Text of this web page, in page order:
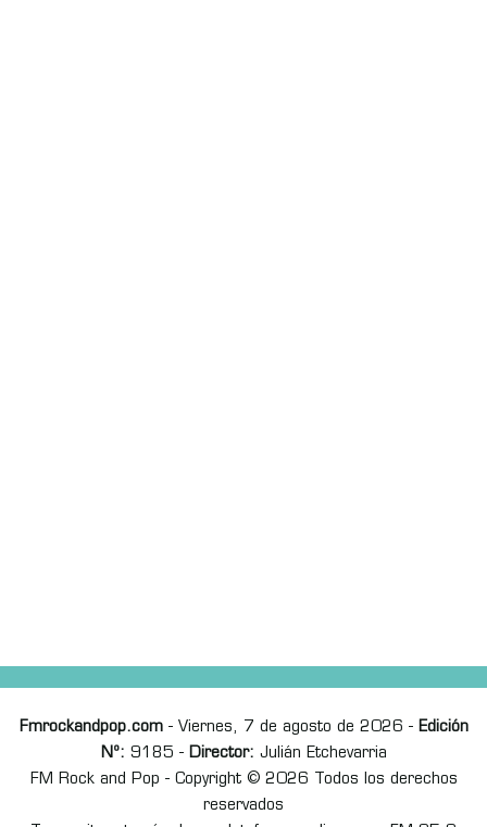
Fmrockandpop.com- Viernes, 7 de agosto de 2026 - Edición
Nº: 9185 - Director: Julián Etchevarria
FM Rock and Pop - Copyright © 2026 Todos los derechos
reservados